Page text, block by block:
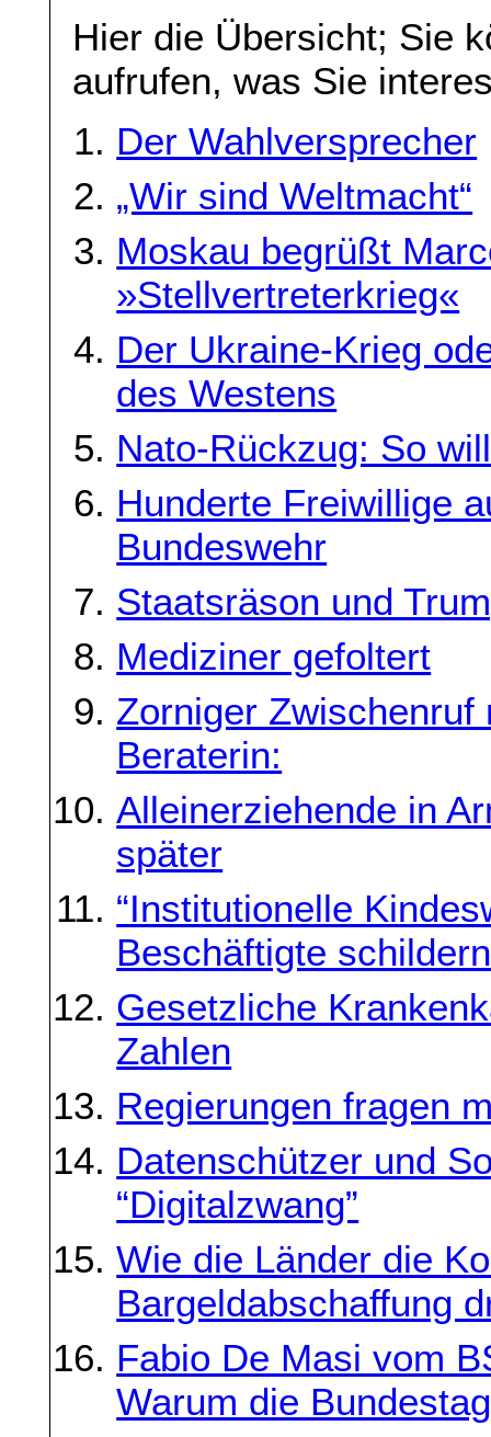
Hier die Übersicht; Sie
aufrufen, was Sie
Der Wahlversprecher
„Wir sind Weltmacht“
Moskau begrüßt
»Stellvertreterkrieg«
Der Ukraine-Krieg
des Westens
Nato-Rückzug: So
Hunderte Freiwillige
Bundeswehr
Staatsräson und
Mediziner gefoltert
Zorniger
Beraterin:
Alleinerziehende in
später
“Institutionelle
Beschäftigte
Gesetzliche
Zahlen
Regierungen fragen
Datenschützer und
“Digitalzwang”
Wie die Länder die
Bargeldabschaffung
Fabio De Masi vom
Warum die